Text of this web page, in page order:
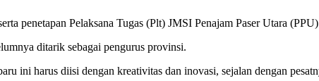
penetapan Pelaksana Tugas (Plt) JMSI Penajam Paser Utara
ditarik sebagai pengurus provinsi.
ini harus diisi dengan kreativitas dan inovasi, sejalan dengan